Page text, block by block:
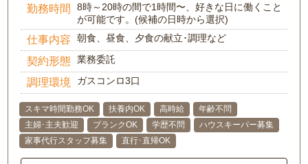
勤務時間
8時～20時の間で1時間〜、好きな日に働くこと
が可能です。(候補の日時から選択)
仕事内容 朝食、昼食、夕食の献立･調理など
契約形態 業務委託
調理環境 ガスコンロ3口
スキマ時間勤務OK 扶養内OK 高時給
年齢不問
主婦･主夫歓迎
ブランクOK 学歴不問
ハウスキーパー募集
家事代行スタッフ募集
直行･直帰OK